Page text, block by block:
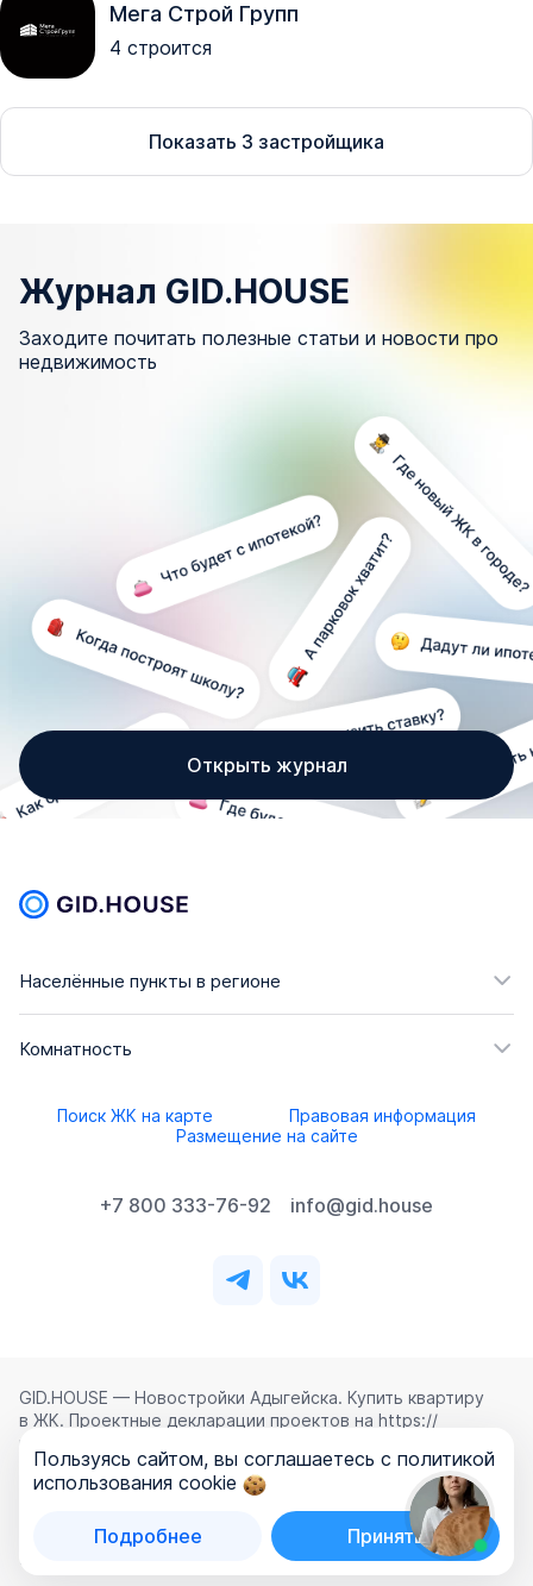
Мега Строй Групп
4 строится
Показать 3 застройщика
Журнал GID.HOUSE
Заходите почитать полезные статьи и новости про
недвижимость
Открыть журнал
Населённые пункты в регионе
Комнатность
Поиск ЖК на карте
Правовая информация
Размещение на сайте
+7 800 333-76-92 info@gid.house
GID.HOUSE — Новостройки Адыгейска. Купить квартиру
в ЖК. Проектные декларации проектов на https://
наш.дом.рф.
Использование сайта означает согласие с Лицензионным
соглашением,Политикой конфиденциальности
и
Политикой обработки персональных данных.
©
Пользуясь сайтом, вы соглашаетесь с политикой
использования cookie
Подробнее Принять